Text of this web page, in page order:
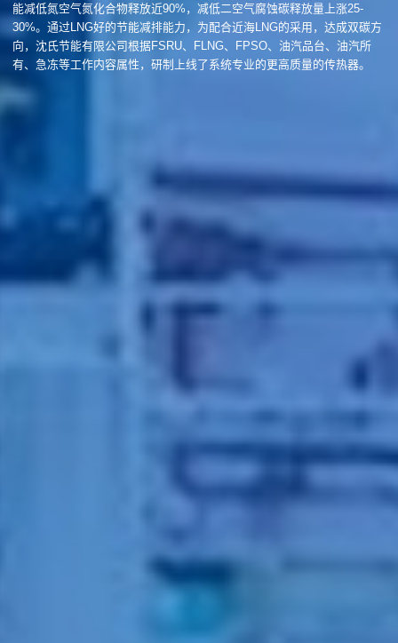
能减低氮空气氮化合物释放近90%，减低二空气腐蚀碳释放量上涨25-
30%。通过LNG好的节能减排能力，为配合近海LNG的采用，达成双碳方
向，沈氏节能有限公司根据FSRU、FLNG、FPSO、油汽品台、油汽所
有、急冻等工作内容属性，研制上线了系统专业的更高质量的传热器。